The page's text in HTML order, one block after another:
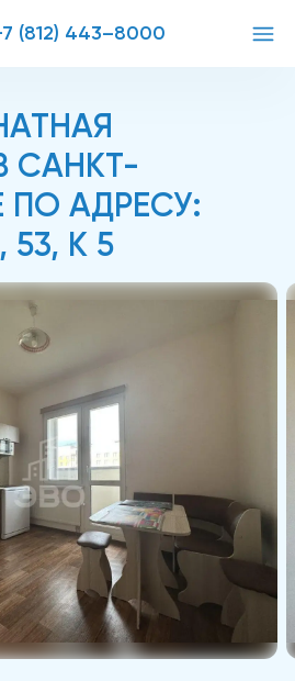
(812) 443–8000
САНКТ-
ПО АДРЕСУ:
К 5